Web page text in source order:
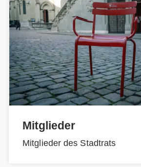
Mitglieder
Mitglieder des Stadtrats